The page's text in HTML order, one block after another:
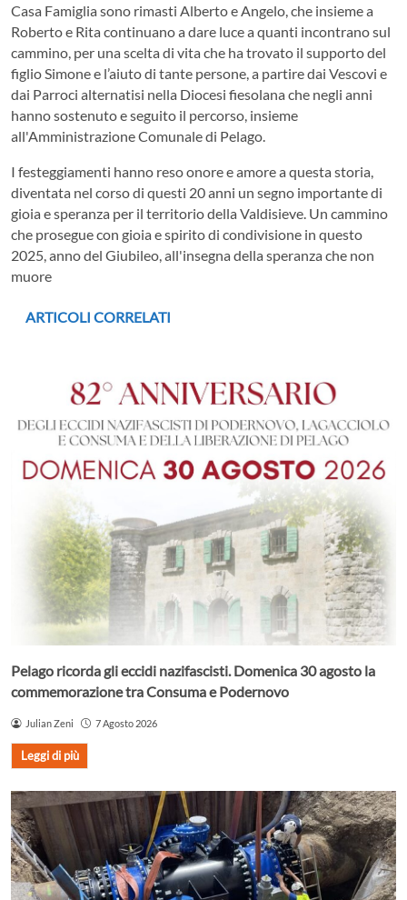
Casa Famiglia sono rimasti Alberto e Angelo, che insieme a
Roberto e Rita continuano a dare luce a quanti incontrano sul
cammino, per una scelta di vita che ha trovato il supporto del
figlio Simone e l’aiuto di tante persone, a partire dai Vescovi e
dai Parroci alternatisi nella Diocesi fiesolana che negli anni
hanno sostenuto e seguito il percorso, insieme
all'Amministrazione Comunale di Pelago.
I festeggiamenti hanno reso onore e amore a questa storia,
diventata nel corso di questi 20 anni un segno importante di
gioia e speranza per il territorio della Valdisieve. Un cammino
che prosegue con gioia e spirito di condivisione in questo
2025, anno del Giubileo, all'insegna della speranza che non
muore
ARTICOLI CORRELATI
Pelago ricorda gli eccidi nazifascisti. Domenica 30 agosto la
commemorazione tra Consuma e Podernovo
Julian Zeni 7 Agosto 2026
Leggi di più